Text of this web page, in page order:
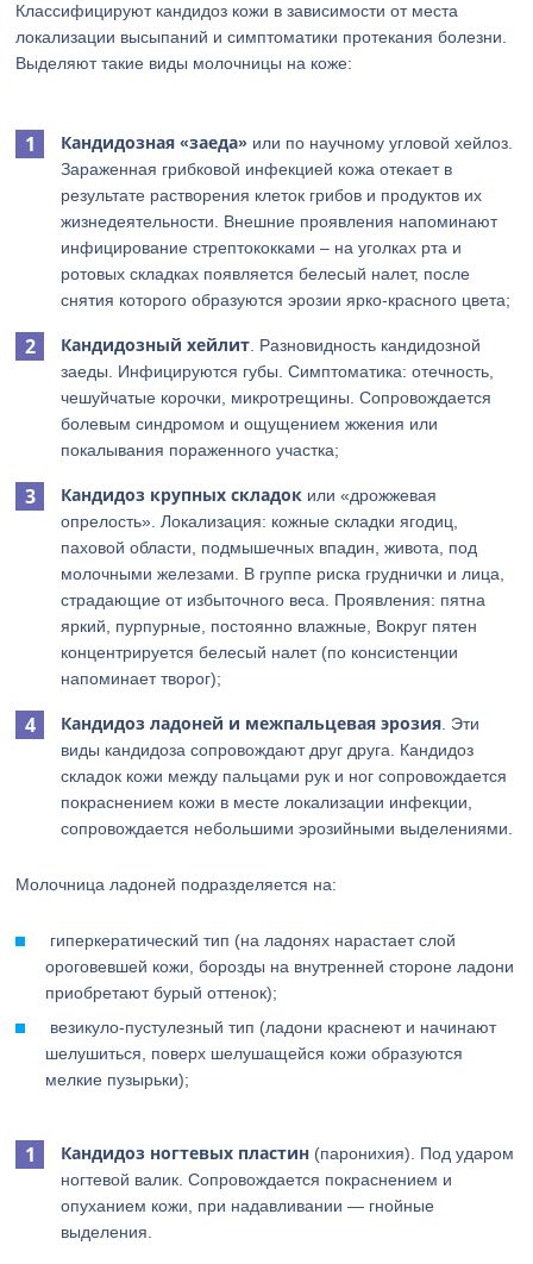
Классифицируют кандидоз кожи в зависимости от места
локализации высыпаний и симптоматики протекания болезни.
Выделяют такие виды молочницы на коже:
Кандидозная «заеда» или по научному угловой хейлоз.
Зараженная грибковой инфекцией кожа отекает в
результате растворения клеток грибов и продуктов их
жизнедеятельности. Внешние проявления напоминают
инфицирование стрептококками – на уголках рта и
ротовых складках появляется белесый налет, после
снятия которого образуются эрозии ярко-красного цвета;
Кандидозный хейлит . Разновидность кандидозной
заеды. Инфицируются губы. Симптоматика: отечность,
чешуйчатые корочки, микротрещины. Сопровождается
болевым синдромом и ощущением жжения или
покалывания пораженного участка;
Кандидоз крупных складок или «дрожжевая
опрелость». Локализация: кожные складки ягодиц,
паховой области, подмышечных впадин, живота, под
молочными железами. В группе риска груднички и лица,
страдающие от избыточного веса. Проявления: пятна
яркий, пурпурные, постоянно влажные, Вокруг пятен
концентрируется белесый налет (по консистенции
напоминает творог);
Кандидоз ладоней и межпальцевая эрозия . Эти
виды кандидоза сопровождают друг друга. Кандидоз
складок кожи между пальцами рук и ног сопровождается
покраснением кожи в месте локализации инфекции,
сопровождается небольшими эрозийными выделениями.
Молочница ладоней подразделяется на:
гиперкератический тип (на ладонях нарастает слой
ороговевшей кожи, борозды на внутренней стороне ладони
приобретают бурый оттенок);
везикуло-пустулезный тип (ладони краснеют и начинают
шелушиться, поверх шелушащейся кожи образуются
мелкие пузырьки);
Кандидоз ногтевых пластин (паронихия). Под ударом
ногтевой валик. Сопровождается покраснением и
опуханием кожи, при надавливании — гнойные
выделения.